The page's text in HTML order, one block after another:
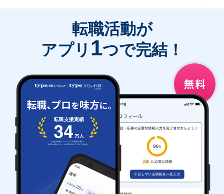
転職活動が
アプリ 1つで完結！